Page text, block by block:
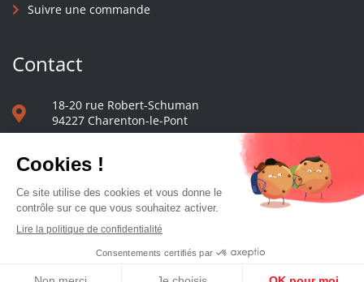
Suivre une commande
Contact
18-20 rue Robert-Schuman
94227 Charenton-le-Pont